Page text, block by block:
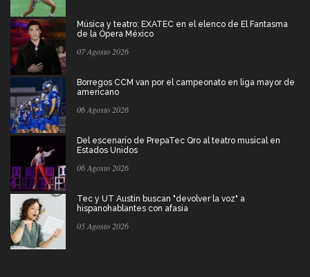
Música y teatro: EXATEC en el elenco de El Fantasma
de la Ópera México
07 Agosto 2026
Borregos CCM van por el campeonato en liga mayor de
americano
06 Agosto 2026
Del escenario de PrepaTec Qro al teatro musical en
Estados Unidos
06 Agosto 2026
Tec y UT Austin buscan "devolver la voz" a
hispanohablantes con afasia
05 Agosto 2026